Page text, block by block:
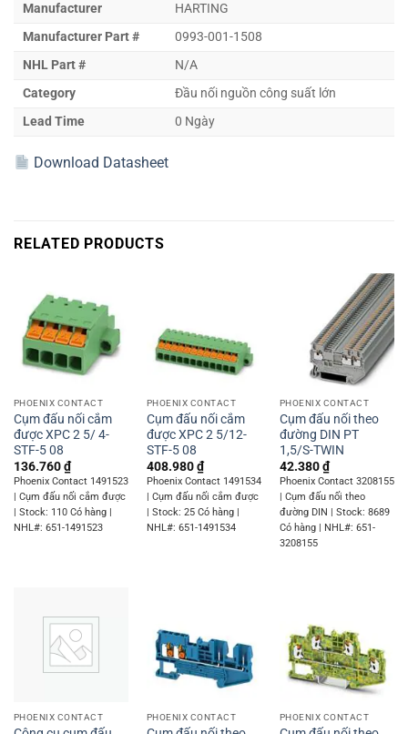
Manufacturer
HARTING
Manufacturer Part #
0993-001-1508
NHL Part #
N/A
Category
Đầu nối nguồn công suất lớn
Lead Time
0 Ngày
Download Datasheet
RELATED PRODUCTS
PHOENIX CONTACT
Cụm đấu nối cắm
được XPC 2 5/ 4-
STF-5 08
136.760₫
Phoenix Contact 1491523
| Cụm đấu nối cắm được
| Stock: 110 Có hàng |
NHL#: 651-1491523
PHOENIX CONTACT
Cụm đấu nối cắm
được XPC 2 5/12-
STF-5 08
408.980₫
Phoenix Contact 1491534
| Cụm đấu nối cắm được
| Stock: 25 Có hàng |
NHL#: 651-1491534
PHOENIX CONTACT
Cụm đấu nối theo
đường DIN PT
1,5/S-TWIN
42.380₫
Phoenix Contact 3208155
| Cụm đấu nối theo
đường DIN | Stock: 8689
Có hàng | NHL#: 651-
3208155
PHOENIX CONTACT PHOENIX CONTACT PHOENIX CONTACT